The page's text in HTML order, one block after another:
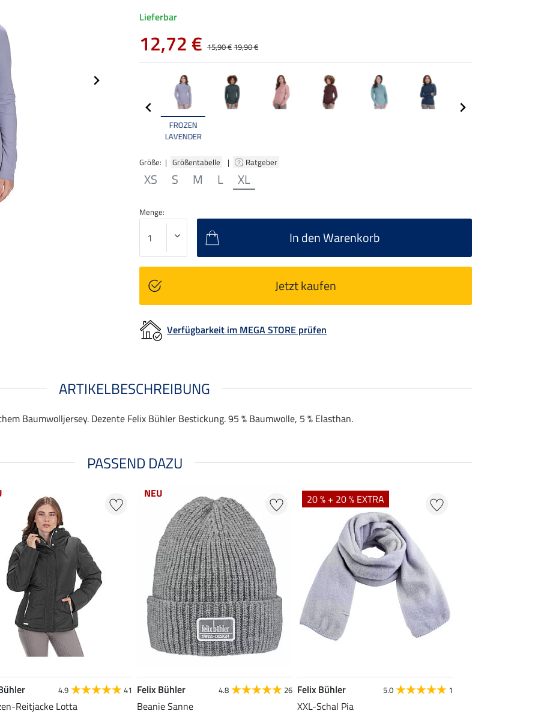
FROZEN
LAVENDER
Größe: | Größentabelle | Ratgeber
XS S M L XL
Lieferbar
12,72 € 15,90 €19,90 €
Menge:
In den Warenkorb
Jetzt kaufen
Verfügbarkeit im MEGA STORE prüfen
ARTIKELBESCHREIBUNG
Baumwolljersey. Dezente Felix Bühler Bestickung. 95 % Baumwolle, 5 % Elasthan.
PASSEND DAZU
4.9 41
Reitjacke Lotta
NEU
Felix Bühler 4.8 26
Beanie Sanne
20 % + 20 % EXTRA
Felix Bühler 5.0 1
XXL-Schal Pia